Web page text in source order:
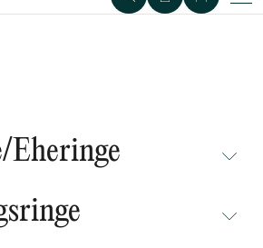
Eheringe
Sumaya